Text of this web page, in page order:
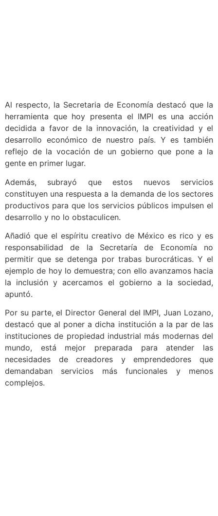
Al respecto, la Secretaria de Economía destacó que la
herramienta que hoy presenta el IMPI es una acción
decidida a favor de la innovación, la creatividad y el
desarrollo económico de nuestro país. Y es también
reflejo de la vocación de un gobierno que pone a la
gente en primer lugar.
Además, subrayó que estos nuevos servicios
constituyen una respuesta a la demanda de los sectores
productivos para que los servicios públicos impulsen el
desarrollo y no lo obstaculicen.
Añadió que el espíritu creativo de México es rico y es
responsabilidad de la Secretaría de Economía no
permitir que se detenga por trabas burocráticas. Y el
ejemplo de hoy lo demuestra; con ello avanzamos hacia
la inclusión y acercamos el gobierno a la sociedad,
apuntó.
Por su parte, el Director General del IMPI, Juan Lozano,
destacó que al poner a dicha institución a la par de las
instituciones de propiedad industrial más modernas del
mundo, está mejor preparada para atender las
necesidades de creadores y emprendedores que
demandaban servicios más funcionales y menos
complejos.